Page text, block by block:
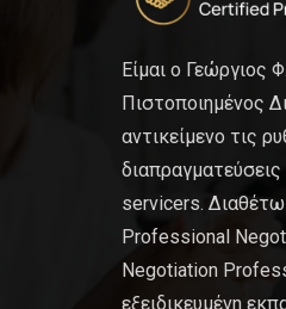
Είμαι ο Γεώργιος
Πιστοποιημένος
αντικείμενο τις
servicers.
Professional
Negotiation
εξειδικευμένη